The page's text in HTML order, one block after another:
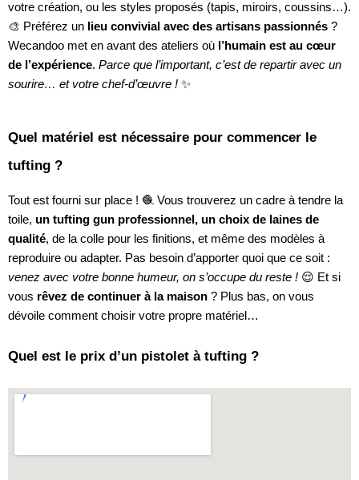
votre création, ou les styles proposés (tapis, miroirs, coussins…).
🎨 Préférez un lieu convivial avec des artisans passionnés ?
Wecandoo met en avant des ateliers où l’humain est au cœur
de l’expérience. Parce que l’important, c’est de repartir avec un
sourire… et votre chef-d’œuvre ! ✨
Quel matériel est nécessaire pour commencer le
tufting ?
Tout est fourni sur place ! 🧶 Vous trouverez un cadre à tendre la
toile, un tufting gun professionnel, un choix de laines de
qualité, de la colle pour les finitions, et même des modèles à
reproduire ou adapter. Pas besoin d’apporter quoi que ce soit :
venez avec votre bonne humeur, on s’occupe du reste ! 😌 Et si
vous rêvez de continuer à la maison ? Plus bas, on vous
dévoile comment choisir votre propre matériel…
Quel est le prix d’un pistolet à tufting ?